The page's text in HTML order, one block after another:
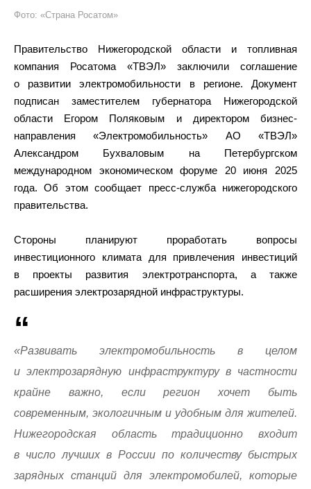
Фото: «Страна Росатом»
Правительство Нижегородской области и топливная
компания Росатома «ТВЭЛ» заключили соглашение
о развитии электромобильности в регионе. Документ
подписан заместителем губернатора Нижегородской
области Егором Поляковым и директором бизнес-
направления «Электромобильность» АО «ТВЭЛ»
Александром Бухваловым на Петербургском
международном экономическом форуме 20 июня 2025
года. Об этом сообщает пресс-служба нижегородского
правительства.
Стороны планируют проработать вопросы
инвестиционного климата для привлечения инвестиций
в проекты развития электротранспорта, а также
расширения электрозарядной инфраструктуры.
«Развивать электромобильность в целом
и электрозарядную инфраструктуру в частности
крайне важно, если регион хочет быть
современным, экологичным и удобным для жителей.
Нижегородская область традиционно входит
в число лучших в России по количеству быстрых
зарядных станций для электромобилей, которые